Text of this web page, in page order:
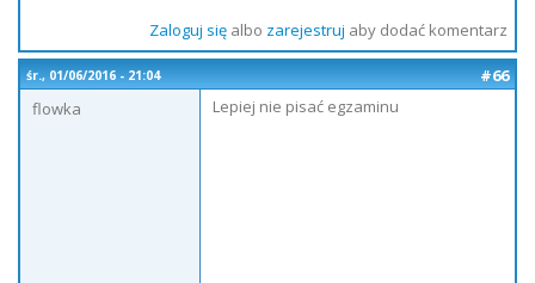
Zaloguj sięalbo zarejestruj aby dodać komentarz
śr., 01/06/2016 - 21:04
#66
flowka
Lepiej nie pisać egzaminu